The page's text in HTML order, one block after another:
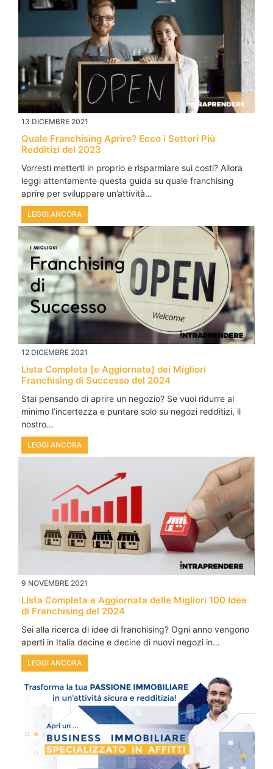
13 DICEMBRE 2021
Quale Franchising Aprire? Ecco i Settori Più
Redditizi del 2023
Vorresti metterti in proprio e risparmiare sui costi? Allora
leggi attentamente questa guida su quale franchising
aprire per sviluppare un’attività…
LEGGI ANCORA
12 DICEMBRE 2021
Lista Completa [e Aggiornata] dei Migliori
Franchising di Successo del 2024
Stai pensando di aprire un negozio? Se vuoi ridurre al
minimo l’incertezza e puntare solo su negozi redditizi, il
nostro…
LEGGI ANCORA
9 NOVEMBRE 2021
Lista Completa e Aggiornata delle Migliori 100 Idee
di Franchising del 2024
Sei alla ricerca di idee di franchising? Ogni anno vengono
aperti in Italia decine e decine di nuovi negozi in…
LEGGI ANCORA